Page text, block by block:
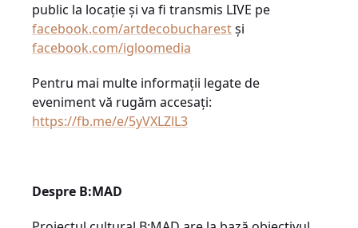
public la locație și va fi transmis LIVE pe
facebook.com/artdecobucharestşi
facebook.com/igloomedia
Pentru mai multe informații legate de
eveniment vă rugăm accesați:
https://fb.me/e/5yVXLZlL3
Despre B:MAD